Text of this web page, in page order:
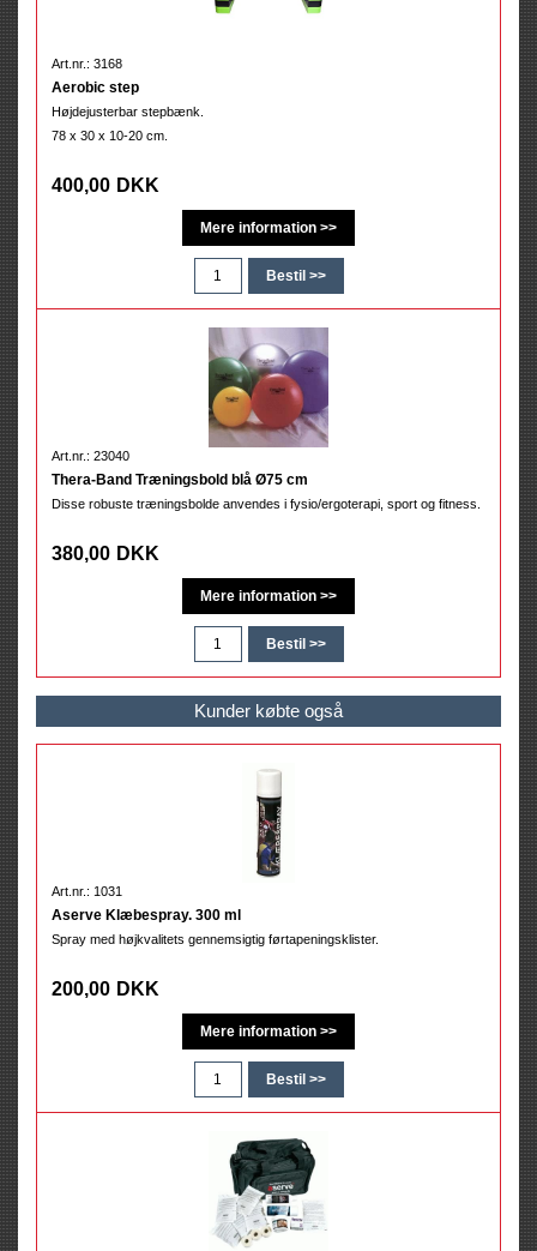
Art.nr.: 3168
Aerobic step
Højdejusterbar stepbænk.
78 x 30 x 10-20 cm.
400,00 DKK
Art.nr.: 23040
Thera-Band Træningsbold blå Ø75 cm
Disse robuste træningsbolde anvendes i fysio/ergoterapi, sport og fitness.
380,00 DKK
Kunder købte også
Art.nr.: 1031
Aserve Klæbespray. 300 ml
Spray med højkvalitets gennemsigtig førtapeningsklister.
200,00 DKK